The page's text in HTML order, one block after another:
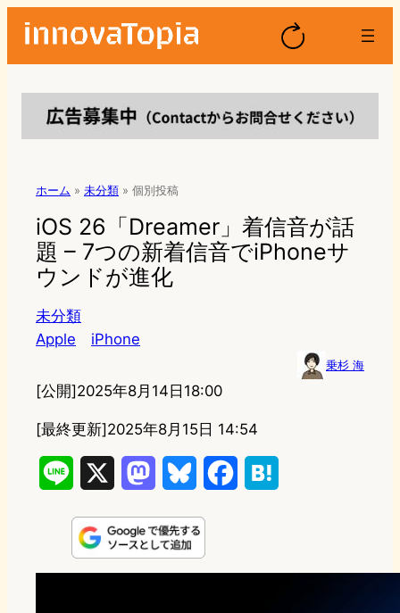
ホーム » 未分類 » 個別投稿
iOS 26「Dreamer」着信音が話
題 – 7つの新着信音でiPhoneサ
ウンドが進化
未分類
Apple
iPhone
乗杉 海
[公開]2025年8月14日18:00
[最終更新]2025年8月15日 14:54
n
e
s
t
u
e
e
e